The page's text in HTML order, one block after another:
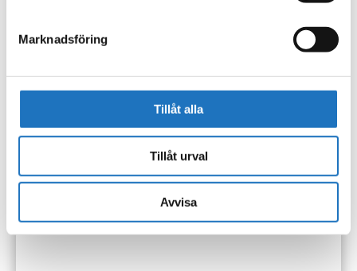
Marknadsföring
Tillåt alla
Tillåt urval
Avvisa